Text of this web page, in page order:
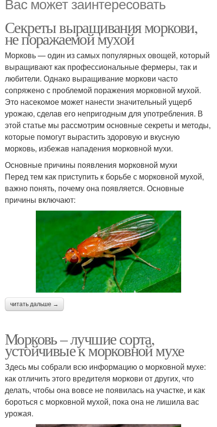
Секреты выращивания моркови,
не поражаемой мухой
Морковь — один из самых популярных овощей, который
выращивают как профессиональные фермеры, так и
любители. Однако выращивание моркови часто
сопряжено с проблемой поражения морковной мухой.
Это насекомое может нанести значительный ущерб
урожаю, сделав его непригодным для употребления. В
этой статье мы рассмотрим основные секреты и методы,
которые помогут вырастить здоровую и вкусную
морковь, избежав нападения морковной мухи.
Основные причины появления морковной мухи
Перед тем как приступить к борьбе с морковной мухой,
важно понять, почему она появляется. Основные
причины включают:
читать дальше →
Морковь – лучшие сорта,
устойчивые к морковной мухе
Здесь мы собрали всю информацию о морковной мухе:
как отличить этого вредителя моркови от других, что
делать, чтобы она вовсе не появилась на участке, и как
бороться с морковной мухой, пока она не лишила вас
урожая.